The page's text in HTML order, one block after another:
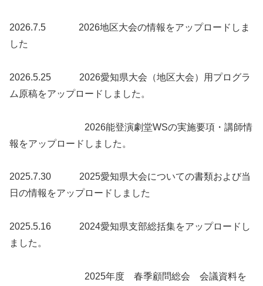
2026.7.5 2026地区大会の情報をアップロードしま
した
2026.5.25 2026愛知県大会（地区大会）用プログラ
ム原稿をアップロードしました。
2026能登演劇堂WSの実施要項・講師情
報をアップロードしました。
2025.7.30 2025愛知県大会についての書類および当
日の情報をアップロードしました
2025.5.16 2024愛知県支部総括集をアップロードし
ました。
2025年度 春季顧問総会 会議資料を